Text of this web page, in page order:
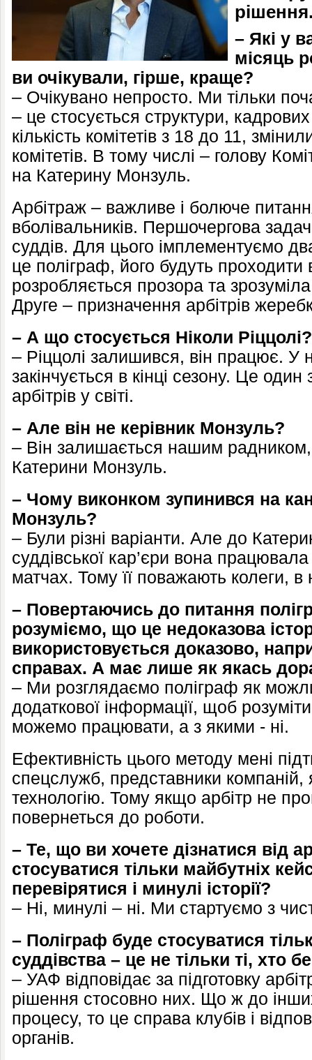
– Які у
місяць
ви очікували, гірше, краще?
– Очікувано непросто. Ми тільки
– це стосується структури,
кількість комітетів з 18 до 11,
комітетів. В тому числі – голову
на Катерину Монзуль.
Арбітраж – важливе і болюче
вболівальників. Першочергова
суддів. Для цього імплементуємо
це поліграф, його будуть проходити
розробляється прозора та
Друге – призначення арбітрів
– А що стосується Ніколи Ріццолі?
– Ріццолі залишився, він працює. У
закінчується в кінці сезону. Це
арбітрів у світі.
– Але він не керівник Монзуль?
– Він залишається нашим радником,
Катерини Монзуль.
– Чому виконком зупинився на
Монзуль?
– Були різні варіанти. Але до
суддівської кар’єри вона
матчах. Тому її поважають колеги, в
– Повертаючись до питання
розуміємо, що це недоказова
використовується доказово,
справах. А має лише як якась
– Ми розглядаємо поліграф як
додаткової інформації, щоб
можемо працювати, а з якими - ні.
Ефективність цього методу мені
спецслужб, представники компаній,
технологію. Тому якщо арбітр не
повернеться до роботи.
– Те, що ви хочете дізнатися від
стосуватися тільки майбутніх
перевірятися і минулі історії?
– Ні, минулі – ні. Ми стартуємо з
– Поліграф буде стосуватися
суддівства – це не тільки ті, хто
– УАФ відповідає за підготовку
рішення стосовно них. Що ж до
процесу, то це справа клубів і
органів.